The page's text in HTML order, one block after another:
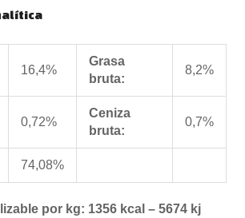
16,4%
Grasa
bruta:
8,2%
0,72%
Ceniza
bruta:
0,7%
74,08%
por kg: 1356 kcal – 5674 kj